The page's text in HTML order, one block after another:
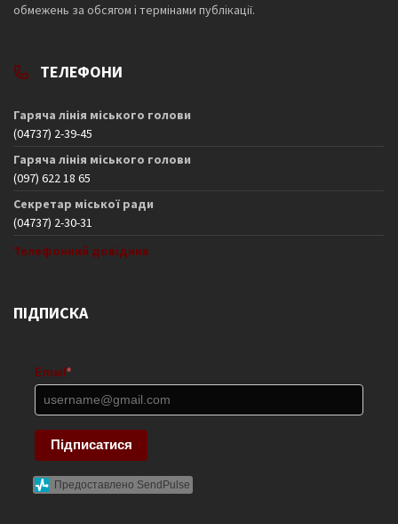
обмежень за обсягом і термінами публікації.
ТЕЛЕФОНИ
Гаряча лінія міського голови
(04737) 2-39-45
Гаряча лінія міського голови
(097) 622 18 65
Секретар міської ради
(04737) 2-30-31
Телефонний довідник
ПІДПИСКА
Email *
Підписатися
Предоставлено SendPulse